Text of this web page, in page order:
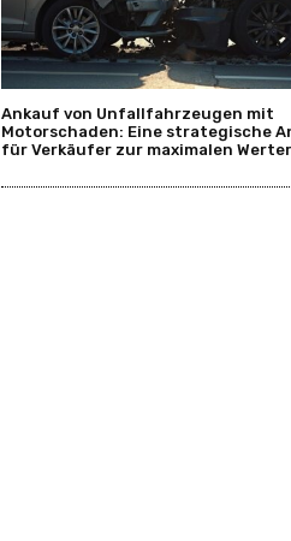
Ankauf von Unfallfahrzeugen mit
Motorschaden: Eine strategische
für Verkäufer zur maximalen